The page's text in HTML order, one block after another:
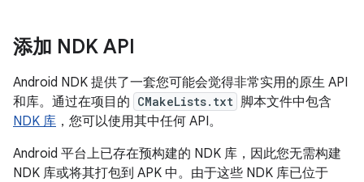
添加 NDK API
Android NDK 提供了一套您可能会觉得非常实用的原生 API
和库。通过在项目的 CMakeLists.txt 脚本文件中包含
NDK 库 ，您可以使用其中任何 API。
Android 平台上已存在预构建的 NDK 库，因此您无需构建
NDK 库或将其打包到 APK 中。由于这些 NDK 库已位于